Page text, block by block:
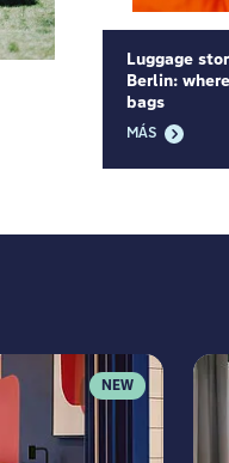
Luggage
Berlin:
bags
MÁS
NEW